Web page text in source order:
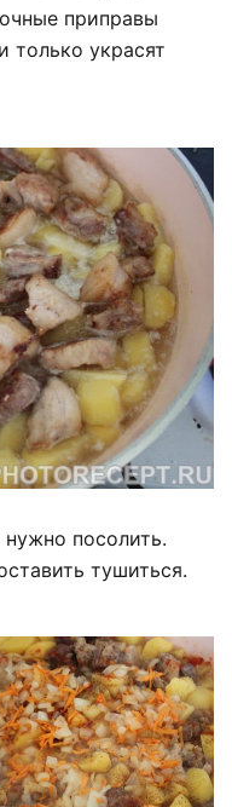
приправы
только украсят
нужно посолить.
тушиться.